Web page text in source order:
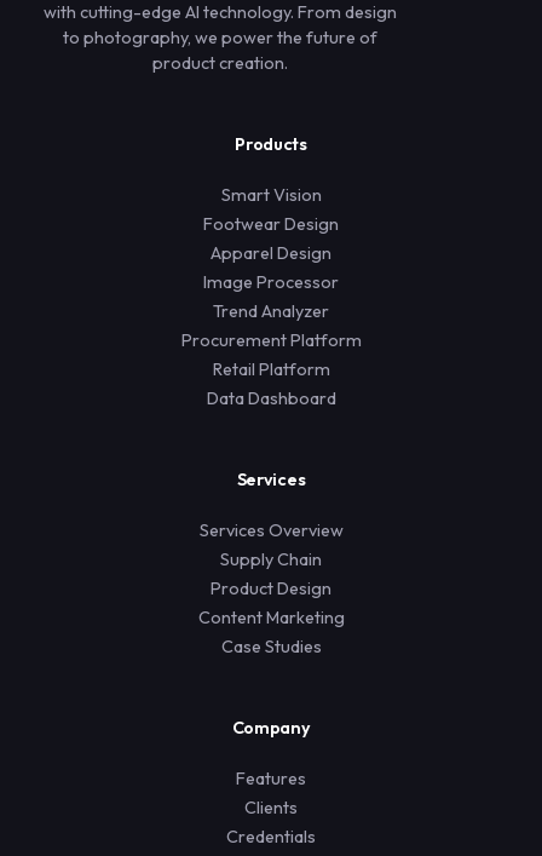
with cutting-edge AI technology. From design
to photography, we power the future of
product creation.
Products
Smart Vision
Footwear Design
Apparel Design
Image Processor
Trend Analyzer
Procurement Platform
Retail Platform
Data Dashboard
Services
Services Overview
Supply Chain
Product Design
Content Marketing
Case Studies
Company
Features
Clients
Credentials